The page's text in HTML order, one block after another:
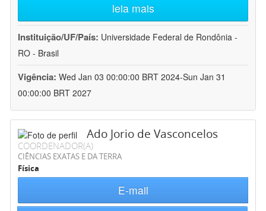
leia mais
Instituição/UF/País: Universidade Federal de Rondônia -
RO - Brasil
Vigência: Wed Jan 03 00:00:00 BRT 2024-Sun Jan 31
00:00:00 BRT 2027
Ado Jorio de Vasconcelos
COORDENADOR(A)
CIÊNCIAS EXATAS E DA TERRA
Física
E-mail